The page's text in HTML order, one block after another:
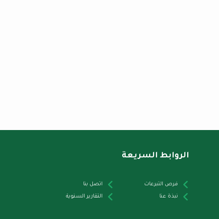
الروابط السريعة
فرص التبرعات
نبذة عنا
اتصل بنا
التقارير السنوية